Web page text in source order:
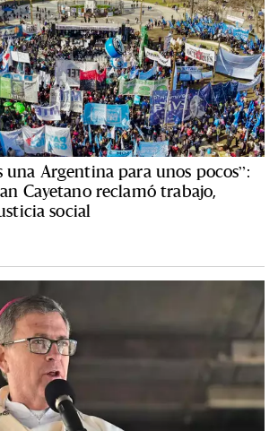
una Argentina para unos pocos”:
Cayetano reclamó trabajo,
social